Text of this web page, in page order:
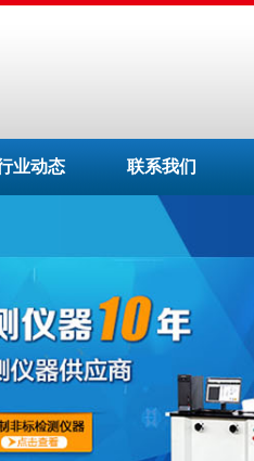
业动态 联系我们